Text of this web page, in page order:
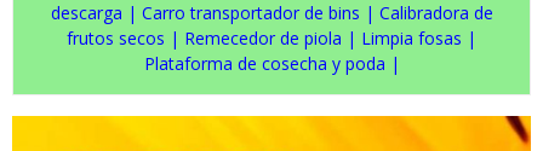
descarga | Carro transportador de bins | Calibradora de
frutos secos | Remecedor de piola | Limpia fosas |
Plataforma de cosecha y poda |